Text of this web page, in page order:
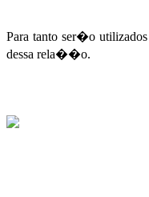
Para tanto ser�o
dessa rela��o.